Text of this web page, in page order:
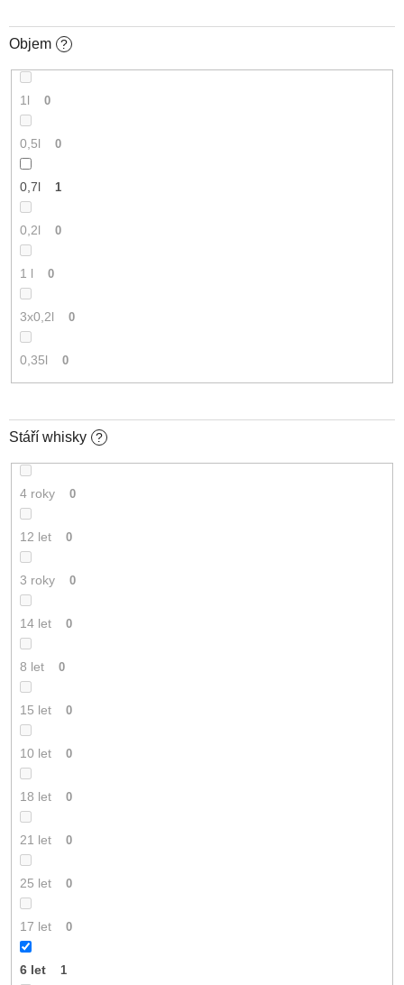
Objem ?
1l 0
0,5l 0
0,7l 1
0,2l 0
1 l 0
3x0,2l 0
0,35l 0
Stáří whisky ?
4 roky 0
12 let 0
3 roky 0
14 let 0
8 let 0
15 let 0
10 let 0
18 let 0
21 let 0
25 let 0
17 let 0
6 let 1